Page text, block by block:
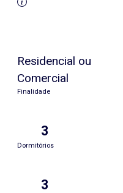
Residencial ou
Comercial
Finalidade
3
Dormitórios
3